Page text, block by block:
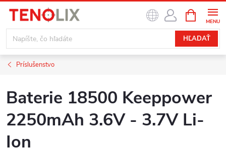
obsah
HĽADAŤ
KOŠÍK
Príslušenstvo
Baterie 18500 Keeppower
2250mAh 3.6V - 3.7V Li-
Ion